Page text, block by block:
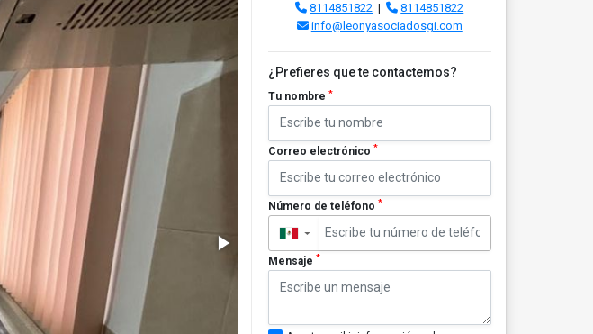
8114851822 |
8114851822
info@leonyasociadosgi.com
¿Prefieres que te contactemos?
Tu nombre *
Correo electrónico *
Número de teléfono *
▼
Mensaje *